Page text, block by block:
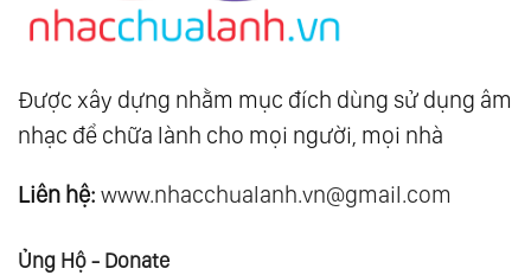
Được xây dựng nhằm mục đích dùng sử dụng âm
nhạc để chữa lành cho mọi người, mọi nhà
Liên hệ: www.nhacchualanh.vn@gmail.com
Ủng Hộ - Donate